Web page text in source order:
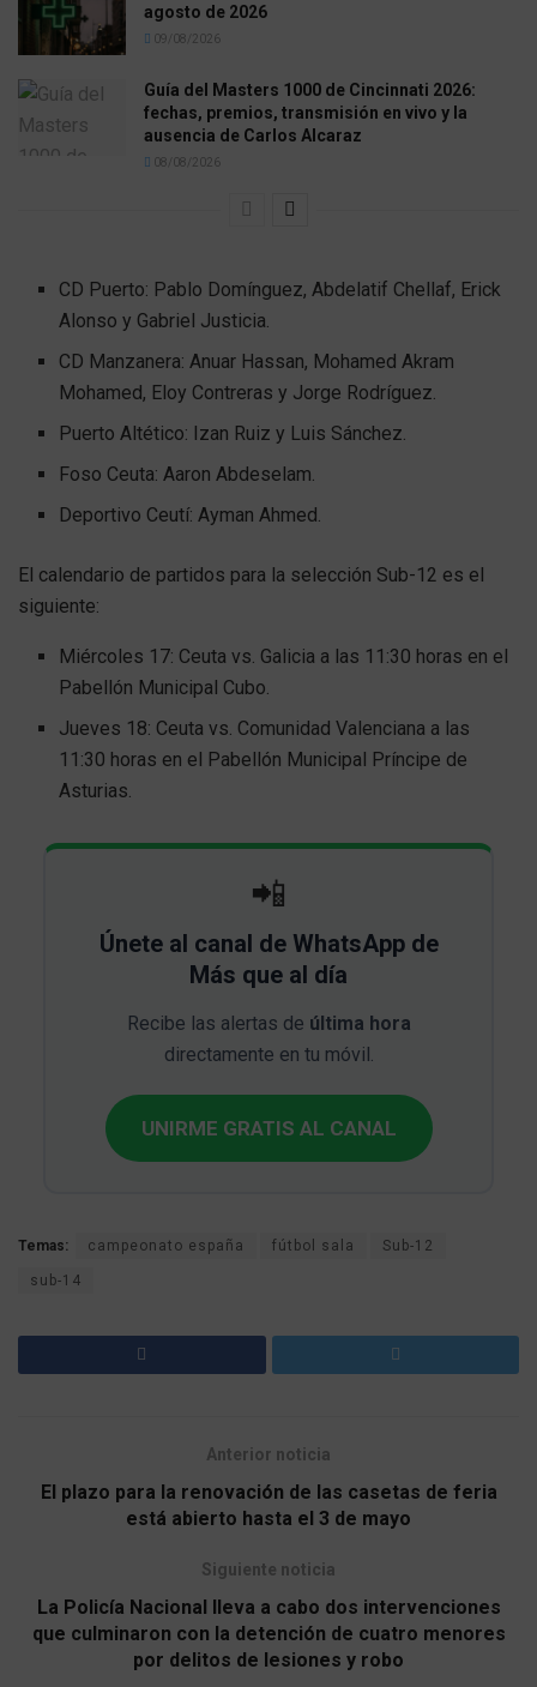
agosto de 2026
09/08/2026
Guía del Masters 1000 de Cincinnati 2026:
fechas, premios, transmisión en vivo y la
ausencia de Carlos Alcaraz
08/08/2026
CD Puerto: Pablo Domínguez, Abdelatif Chellaf, Erick
Alonso y Gabriel Justicia.
CD Manzanera: Anuar Hassan, Mohamed Akram
Mohamed, Eloy Contreras y Jorge Rodríguez.
Puerto Altético: Izan Ruiz y Luis Sánchez.
Foso Ceuta: Aaron Abdeselam.
Deportivo Ceutí: Ayman Ahmed.
El calendario de partidos para la selección Sub-12 es el
siguiente:
Miércoles 17: Ceuta vs. Galicia a las 11:30 horas en el
Pabellón Municipal Cubo.
Jueves 18: Ceuta vs. Comunidad Valenciana a las
11:30 horas en el Pabellón Municipal Príncipe de
Asturias.
📲
Únete al canal de WhatsApp de
Más que al día
Recibe las alertas de última hora
directamente en tu móvil.
UNIRME GRATIS AL CANAL
Temas: campeonato españa fútbol sala Sub-12
sub-14
Anterior noticia
El plazo para la renovación de las casetas de feria
está abierto hasta el 3 de mayo
Siguiente noticia
La Policía Nacional lleva a cabo dos intervenciones
que culminaron con la detención de cuatro menores
por delitos de lesiones y robo